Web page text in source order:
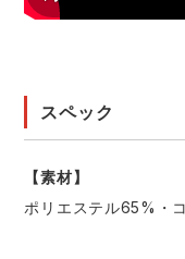
スペック
【素材】
ポリエステル65%・